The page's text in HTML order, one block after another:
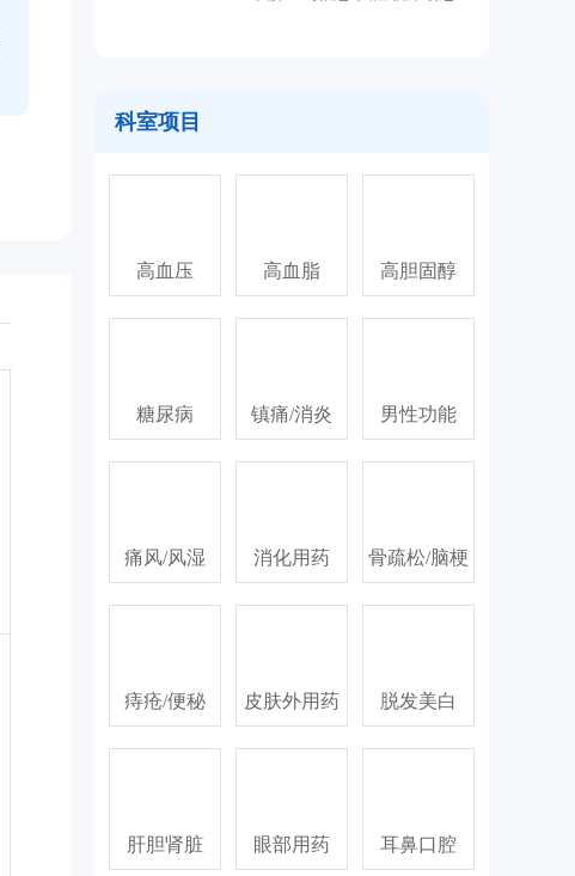
科室项目
高血压 高血脂 高胆固醇
糖尿病 镇痛/消炎 男性功能
痛风/风湿 消化用药 骨疏松/脑梗
痔疮/便秘 皮肤外用药 脱发美白
肝胆肾脏 眼部用药 耳鼻口腔